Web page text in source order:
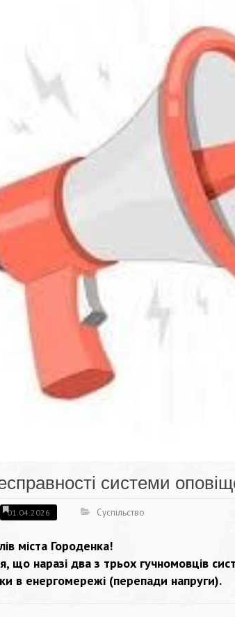
системи
01.04.2026 Суспільство
міста Городенка!
що наразі два з трьох гучномовців
в енергомережі (перепади напруги).